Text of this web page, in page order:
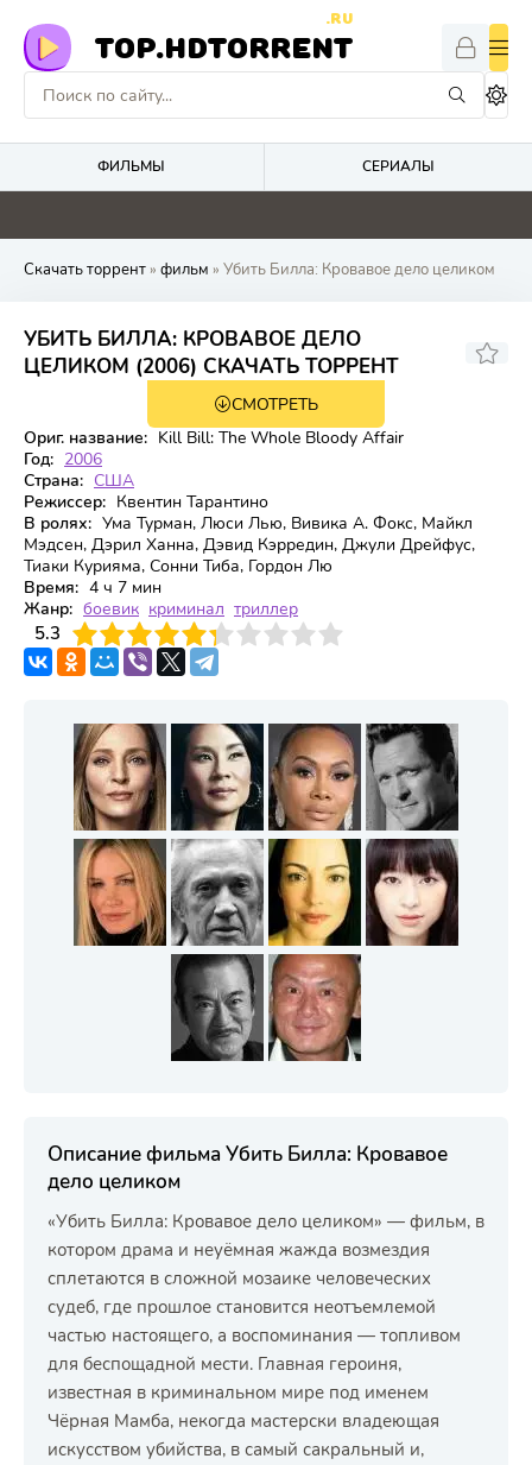
TOP.HDTORRENT
.RU
ФИЛЬМЫ СЕРИАЛЫ
0 0 0 0
Скачать торрент» фильм » Убить Билла: Кровавое дело целиком
УБИТЬ БИЛЛА: КРОВАВОЕ ДЕЛО
ЦЕЛИКОМ (2006) СКАЧАТЬ ТОРРЕНТ
8.244 8.8
СМОТРЕТЬ
Ориг. название: Kill Bill: The Whole Bloody Affair
Год: 2006
Страна: США
Режиссер: Квентин Тарантино
В ролях: Ума Турман, Люси Лью, Вивика А. Фокс, Майкл
Мэдсен, Дэрил Ханна, Дэвид Кэрредин, Джули Дрейфус,
Тиаки Курияма, Сонни Тиба, Гордон Лю
Время: 4 ч 7 мин
Жанр: боевик криминал триллер
5.3
4 6 7 8 9 10
Описание фильма Убить Билла: Кровавое
дело целиком
«Убить Билла: Кровавое дело целиком» — фильм, в
котором драма и неуёмная жажда возмездия
сплетаются в сложной мозаике человеческих
судеб, где прошлое становится неотъемлемой
частью настоящего, а воспоминания — топливом
для беспощадной мести. Главная героиня,
известная в криминальном мире под именем
Чёрная Мамба, некогда мастерски владеющая
искусством убийства, в самый сакральный и,